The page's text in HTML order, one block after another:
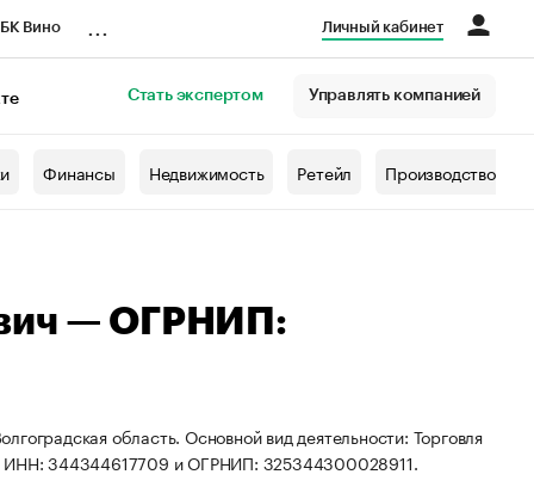
Вино Личный кабинет
Стать экспертом Управлять компанией
Финансы Недвижимость Ретейл Производство
— ОГРНИП:
область. Основной вид деятельности: Торговля
ИНН: 344344617709 и ОГРНИП: 325344300028911.